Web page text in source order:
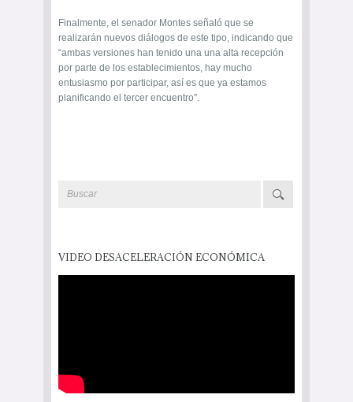
Finalmente, el senador Montes señaló que se
realizarán nuevos diálogos de este tipo, indicando que
“ambas versiones han tenido una una alta recepción
por parte de los establecimientos, hay mucho
entusiasmo por participar, así es que ya estamos
planificando el tercer encuentro”.
VIDEO DESACELERACIÓN ECONÓMICA